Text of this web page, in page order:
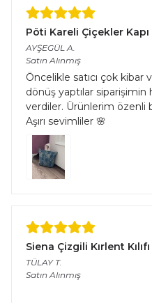
Pöti Kareli Çiçekler
AYŞEGÜL A.
Satın Alınmış
Öncelikle satıcı çok kibar
dönüş yaptılar siparişimin
verdiler. Ürünlerim özenli
Aşırı sevimliler 🌸
Siena Çizgili Kırlent Kılıfı
TÜLAY T.
Satın Alınmış